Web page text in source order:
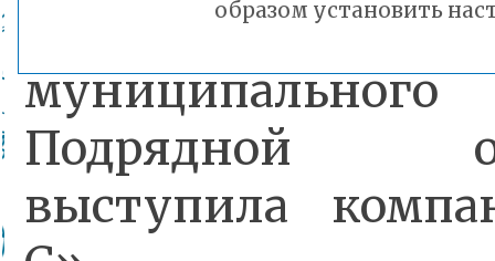
выделено
Подрядной
выступила
образом установить